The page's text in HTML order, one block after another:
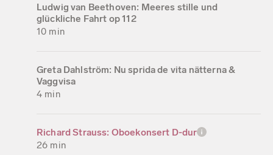
Ludwig van Beethoven: Meeres stille und
glückliche Fahrt op 112
10 min
Greta Dahlström: Nu sprida de vita nätterna &
Vaggvisa
4 min
Richard Strauss: Oboekonsert D-dur
26 min